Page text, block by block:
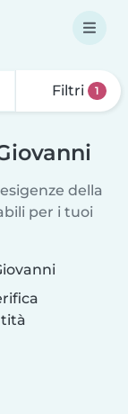
Filtri 1
della
per i tuoi